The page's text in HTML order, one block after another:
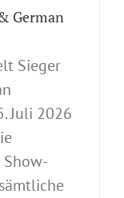
German
Sieger
Juli 2026
Show-